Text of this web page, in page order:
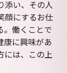
添い、その人
顔にするお仕
。働くことで
康に興味があ
には、この上